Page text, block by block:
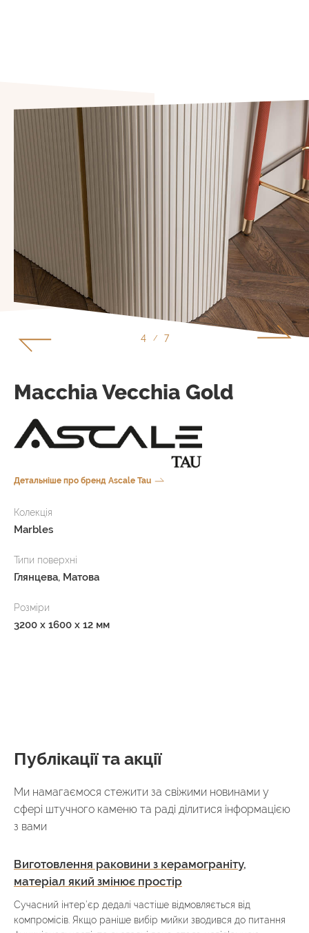
4 / 7
Macchia Vecchia Gold
Детальніше про бренд Ascale Tau
Колекція
Marbles
Типи поверхні
Глянцева, Матова
Розміри
3200 x 1600 x 12 мм
Публікації та акції
Ми намагаємося стежити за свіжими новинами у
сфері штучного каменю та раді ділитися інформацією
з вами
Виготовлення раковини з керамограніту,
матеріал який змінює простір
Сучасний інтер’єр дедалі частіше відмовляється від
компромісів. Якщо раніше вибір мийки зводився до питання